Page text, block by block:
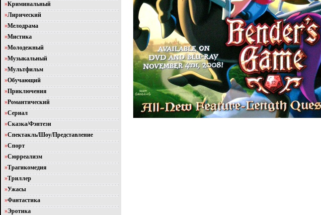
»Криминальный
»Лирический
»Мелодрама
»Мистика
»Молодежный
»Музыкальный
»Мультфильм
»Обучающий
»Приключения
»Романтический
»Сериал
»Сказка/Фэнтези
»Спектакль/Шоу/Представление
»Спорт
»Сюрреализм
»Трагикомедия
»Триллер
»Ужасы
»Фантастика
»Эротика